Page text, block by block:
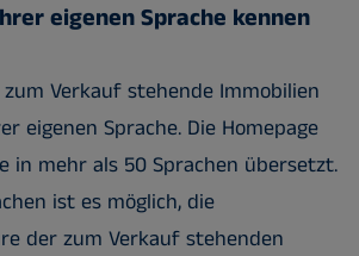
eigenen Sprache kennen
Verkauf stehende Immobilien
eigenen Sprache. Die Homepage
in mehr als 50 Sprachen übersetzt.
ist es möglich, die
der zum Verkauf stehenden